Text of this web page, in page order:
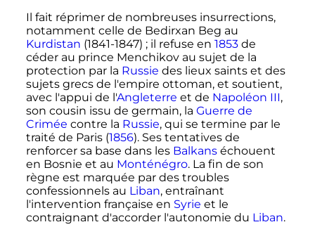
Il fait réprimer de nombreuses insurrections,
notamment celle de Bedirxan Beg au
Kurdistan (1841-1847) ; il refuse en 1853de
céder au prince Menchikov au sujet de la
protection par la Russie des lieux saints et des
sujets grecs de l'empire ottoman, et soutient,
avec l'appui de l'Angleterre et de Napoléon III,
son cousin issu de germain, la Guerre de
Crimée contre la Russie, qui se termine par le
traité de Paris (1856). Ses tentatives de
renforcer sa base dans les Balkanséchouent
en Bosnie et au Monténégro. La fin de son
règne est marquée par des troubles
confessionnels au Liban, entraînant
l'intervention française en Syrie et le
contraignant d'accorder l'autonomie du Liban.